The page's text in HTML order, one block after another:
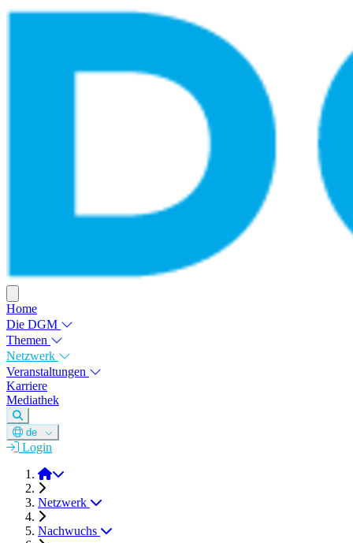
Home
Die DGM
Themen
Netzwerk
Veranstaltungen
Karriere
Mediathek
de
Login
DGM e.V.
Netzwerk
Nachwuchs